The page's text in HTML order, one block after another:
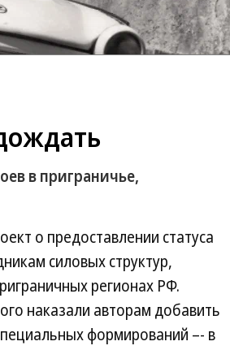
в приграничье,
о предоставлении статуса
силовых структур,
регионах РФ.
наказали авторам добавить
формирований –- в